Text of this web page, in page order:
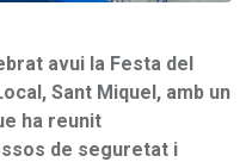
avui la Festa del
Sant Miquel, amb un
ha reunit
de seguretat i